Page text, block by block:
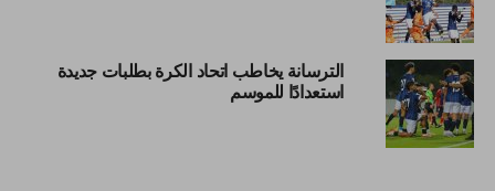
الترسانة يخاطب اتحاد الكرة بطلبات جديدة
استعدادًا للموسم